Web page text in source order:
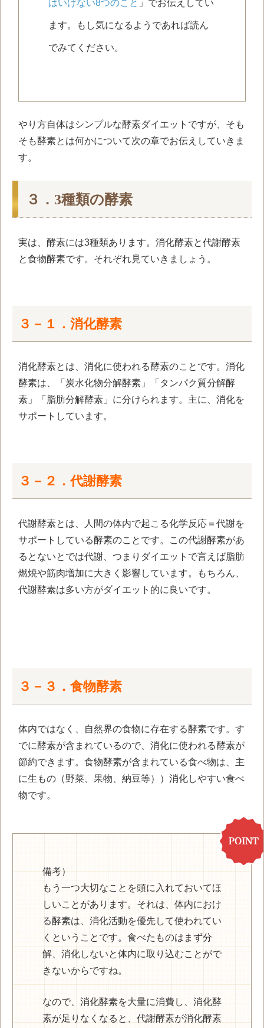
はいけない8つのこと 」でお伝えしてい
ます。もし気になるようであれば読ん
でみてください。
やり方自体はシンプルな酵素ダイエットですが、そも
そも酵素とは何かについて次の章でお伝えしていきま
す。
３．3種類の酵素
実は、酵素には3種類あります。消化酵素と代謝酵素
と食物酵素です。それぞれ見ていきましょう。
３－１．消化酵素
消化酵素とは、消化に使われる酵素のことです。消化
酵素は、「炭水化物分解酵素」「タンパク質分解酵
素」「脂肪分解酵素」に分けられます。主に、消化を
サポートしています。
３－２．代謝酵素
代謝酵素とは、人間の体内で起こる化学反応＝代謝を
サポートしている酵素のことです。この代謝酵素があ
るとないとでは代謝、つまりダイエットで言えば脂肪
燃焼や筋肉増加に大きく影響しています。もちろん、
代謝酵素は多い方がダイエット的に良いです。
３－３．食物酵素
体内ではなく、自然界の食物に存在する酵素です。す
でに酵素が含まれているので、消化に使われる酵素が
節約できます。食物酵素が含まれている食べ物は、主
に生もの（野菜、果物、納豆等））消化しやすい食べ
物です。
備考）
もう一つ大切なことを頭に入れておいてほ
しいことがあります。それは、体内におけ
る酵素は、消化活動を優先して使われてい
くということです。食べたものはまず分
解、消化しないと体内に取り込むことがで
きないからですね。
なので、消化酵素を大量に消費し、消化酵
素が足りなくなると、代謝酵素が消化酵素